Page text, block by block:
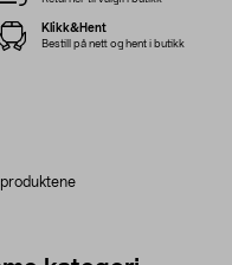
Klikk&Hent
Bestill på nett og hent i butikk